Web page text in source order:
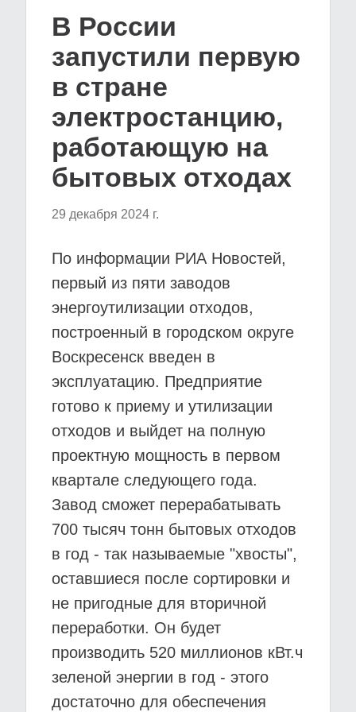
В России
запустили первую
в стране
электростанцию,
работающую на
бытовых отходах
29 декабря 2024 г.
По информации РИА Новостей,
первый из пяти заводов
энергоутилизации отходов,
построенный в городском округе
Воскресенск введен в
эксплуатацию. Предприятие
готово к приему и утилизации
отходов и выйдет на полную
проектную мощность в первом
квартале следующего года.
Завод сможет перерабатывать
700 тысяч тонн бытовых отходов
в год - так называемые "хвосты",
оставшиеся после сортировки и
не пригодные для вторичной
переработки. Он будет
производить 520 миллионов кВт.ч
зеленой энергии в год - этого
достаточно для обеспечения